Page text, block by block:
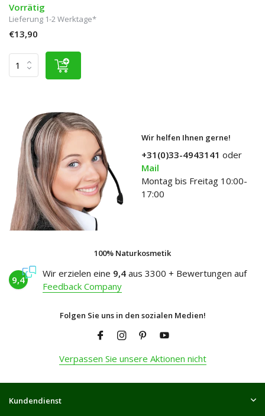
Vorrätig
Lieferung 1-2 Werktage*
€13,90
Wir helfen Ihnen gerne!
+31(0)33-4943141 oder
Mail
Montag bis Freitag 10:00-
17:00
100% Naturkosmetik
9,4
Wir erzielen eine 9,4 aus 3300 + Bewertungen auf
Feedback Company
Folgen Sie uns in den sozialen Medien!
Verpassen Sie unsere Aktionen nicht
Kundendienst